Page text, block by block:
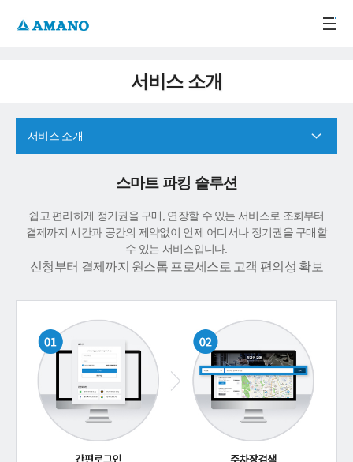
서비스 소개
서비스 소개
스마트 파킹 솔루션
쉽고 편리하게 정기권을 구매, 연장할 수 있는 서비스로 조회부터
결제까지 시간과 공간의 제약없이 언제 어디서나 정기권을 구매할
수 있는 서비스입니다.
신청부터 결제까지 원스톱 프로세스로 고객 편의성 확보